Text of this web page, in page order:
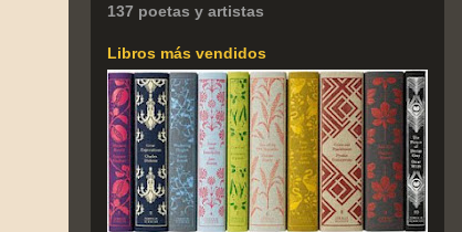
137 poetas y artistas
Libros más vendidos